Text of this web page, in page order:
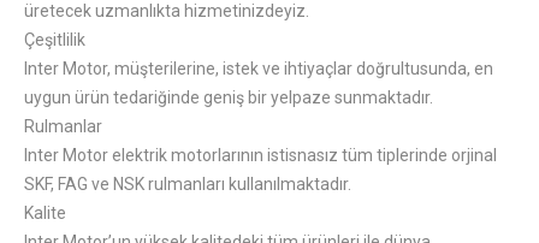
üretecek uzmanlıkta hizmetinizdeyiz.
Çeşitlilik
Inter Motor, müşterilerine, istek ve ihtiyaçlar doğrultusunda, en
uygun ürün tedariğinde geniş bir yelpaze sunmaktadır.
Rulmanlar
Inter Motor elektrik motorlarının istisnasız tüm tiplerinde orjinal
SKF, FAG ve NSK rulmanları kullanılmaktadır.
Kalite